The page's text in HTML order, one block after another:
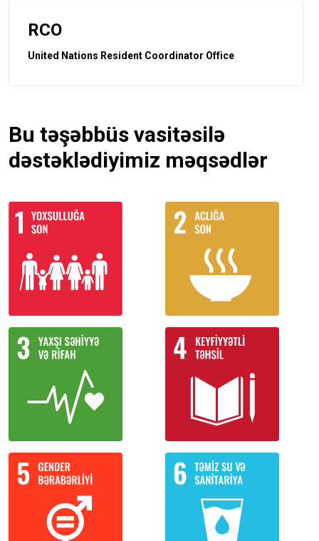
RCO
United Nations Resident Coordinator Office
Bu təşəbbüs vasitəsilə
dəstəklədiyimiz məqsədlər